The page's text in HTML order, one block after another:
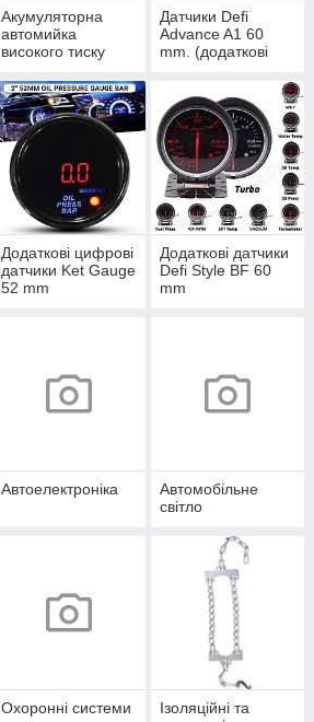
Акумуляторна
автомийка
високого тиску
Датчики Defi
Advance A1 60
mm. (додаткові
Додаткові цифрові
датчики Ket Gauge
52 mm
Додаткові датчики
Defi Style BF 60
mm
Автоелектроніка
Автомобільне
світло
Охоронні системи
Ізоляційні та